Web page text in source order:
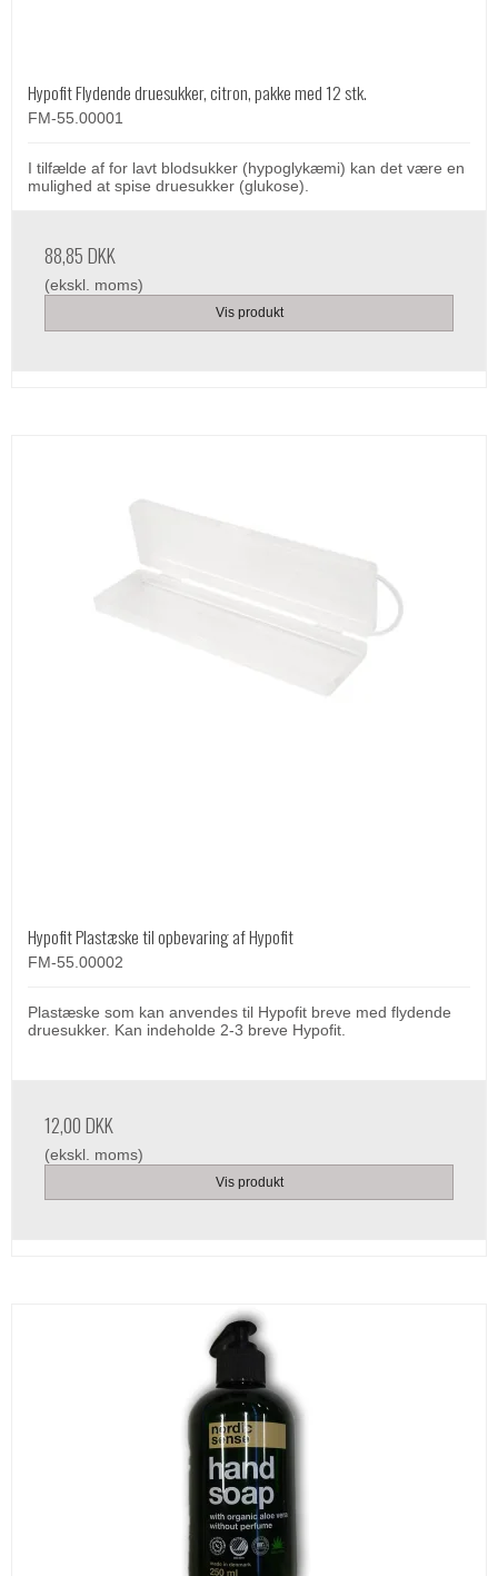
Hypofit Flydende druesukker, citron, pakke med 12 stk.
FM-55.00001
I tilfælde af for lavt blodsukker (hypoglykæmi) kan det være en
mulighed at spise druesukker (glukose).
88,85 DKK
(ekskl. moms)
Vis produkt
Hypofit Plastæske til opbevaring af Hypofit
FM-55.00002
Plastæske som kan anvendes til Hypofit breve med flydende
druesukker. Kan indeholde 2-3 breve Hypofit.
12,00 DKK
(ekskl. moms)
Vis produkt